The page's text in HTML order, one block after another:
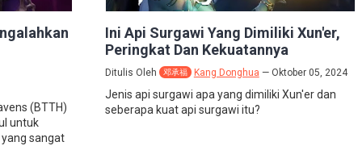
(BTTH)
untuk
sangat
Ini Api Surgawi Yang Dimiliki Xun'er,
Peringkat Dan Kekuatannya
Ditulis Oleh 邓承福 Kang Donghua Oktober 05, 2024
Jenis api surgawi apa yang dimiliki Xun'er dan
seberapa kuat api surgawi itu?